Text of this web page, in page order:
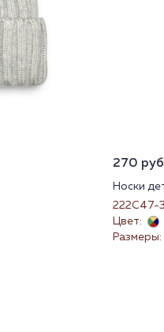
270
Носки
222С47-
Цвет: